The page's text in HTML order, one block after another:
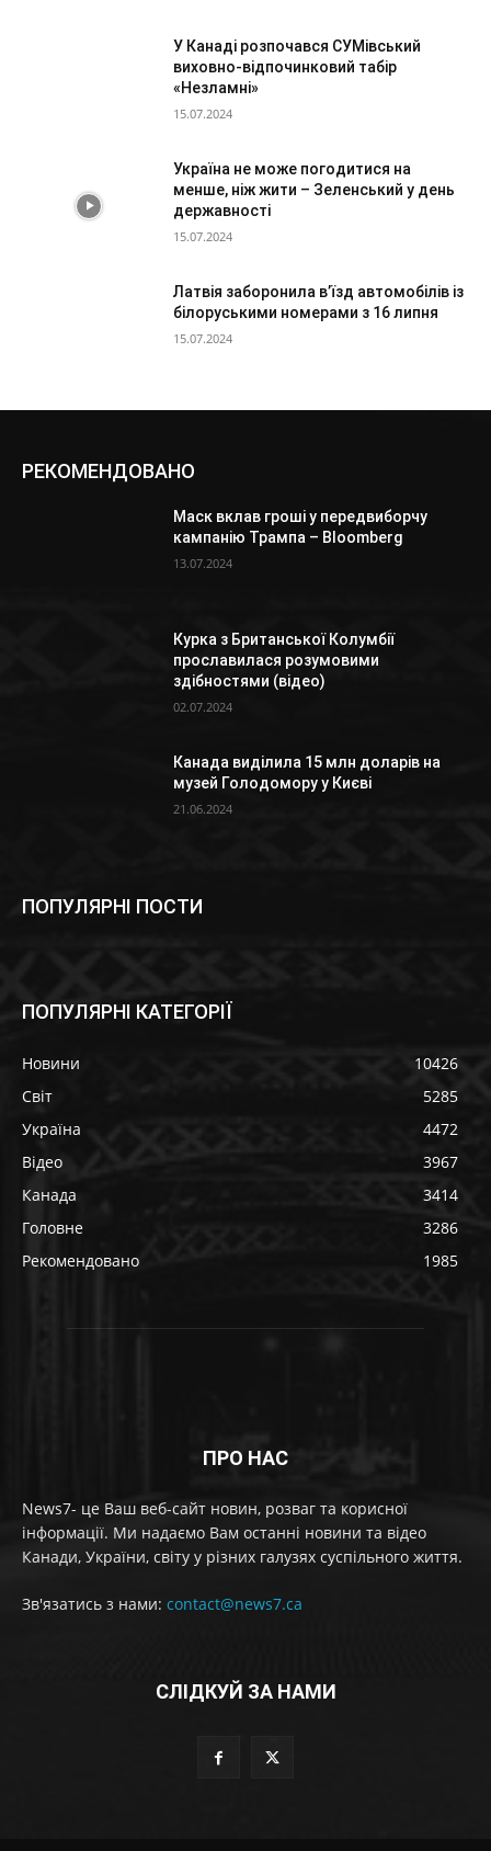
У Канаді розпочався СУМівський
виховно-відпочинковий табір
«Незламні»
15.07.2024
Україна не може погодитися на
менше, ніж жити – Зеленський у день
державності
15.07.2024
Латвія заборонила в’їзд автомобілів із
білоруськими номерами з 16 липня
15.07.2024
РЕКОМЕНДОВАНО
Маск вклав гроші у передвиборчу
кампанію Трампа – Bloomberg
13.07.2024
Курка з Британської Колумбії
прославилася розумовими
здібностями (відео)
02.07.2024
Канада виділила 15 млн доларів на
музей Голодомору у Києві
21.06.2024
ПОПУЛЯРНІ ПОСТИ
ПОПУЛЯРНІ КАТЕГОРІЇ
Новини
10426
Світ
5285
Україна
4472
Відео
3967
Канада
3414
Головне
3286
Рекомендовано
1985
ПРО НАС
News7- це Ваш веб-сайт новин, розваг та корисної
інформації. Ми надаємо Вам останні новини та відео
Канади, України, світу у різних галузях суспільного життя.
Зв'язатись з нами: contact@news7.ca
СЛІДКУЙ ЗА НАМИ